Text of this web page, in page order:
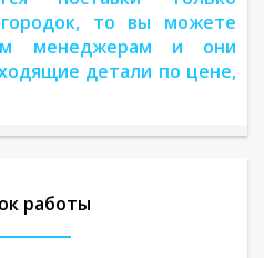
то вы можете
менеджерам и они
детали по цене,
работы